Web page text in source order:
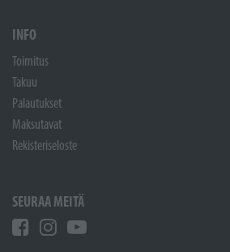
INFO
Toimitus
Takuu
Palautukset
Maksutavat
Rekisteriseloste
SEURAA MEITÄ